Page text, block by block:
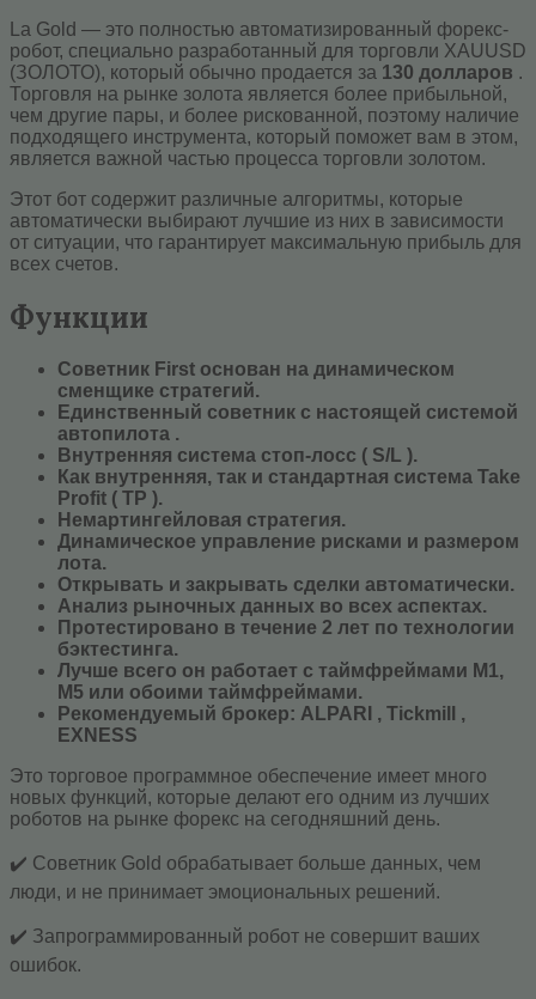
La Gold — это полностью автоматизированный форекс-
робот, специально разработанный для торговли XAUUSD
(ЗОЛОТО), который обычно продается за 130 долларов .
Торговля на рынке золота является более прибыльной,
чем другие пары, и более рискованной, поэтому наличие
подходящего инструмента, который поможет вам в этом,
является важной частью процесса торговли золотом.
Этот бот содержит различные алгоритмы, которые
автоматически выбирают лучшие из них в зависимости
от ситуации, что гарантирует максимальную прибыль для
всех счетов.
Функции
Советник First основан на динамическом
сменщике стратегий.
Единственный советник с настоящей системой
автопилота .
Внутренняя система стоп-лосс ( S/L ).
Как внутренняя, так и стандартная система Take
Profit ( TP ).
Немартингейловая стратегия.
Динамическое управление рисками и размером
лота.
Открывать и закрывать сделки автоматически.
Анализ рыночных данных во всех аспектах.
Протестировано в течение 2 лет по технологии
бэктестинга.
Лучше всего он работает с таймфреймами M1,
M5 или обоими таймфреймами.
Рекомендуемый брокер: ALPARI , Tickmill ,
EXNESS
Это торговое программное обеспечение имеет много
новых функций, которые делают его одним из лучших
роботов на рынке форекс на сегодняшний день.
✔️ Советник Gold обрабатывает больше данных, чем
люди, и не принимает эмоциональных решений.
✔️ Запрограммированный робот не совершит ваших
ошибок.